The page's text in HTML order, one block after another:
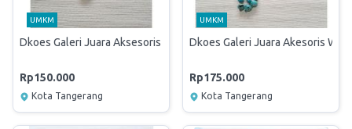
UMKM
Dkoes Galeri Juara Aksesoris
Rp150.000
Kota Tangerang
UMKM
Dkoes Galeri Juara Akesoris
Rp175.000
Kota Tangerang